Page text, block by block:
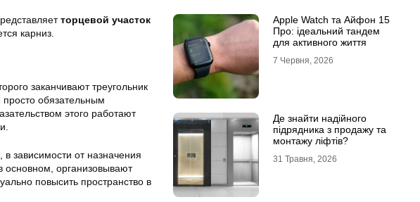
торцевой участок
карниз.
заканчивают треугольник
обязательным
этого работают
зависимости от назначения
организовывают
повысить пространство в
Apple Watch та Айфон 15
Про: ідеальний тандем
для активного життя
7 Червня, 2026
Де знайти надійного
підрядника з продажу та
монтажу ліфтів?
31 Травня, 2026